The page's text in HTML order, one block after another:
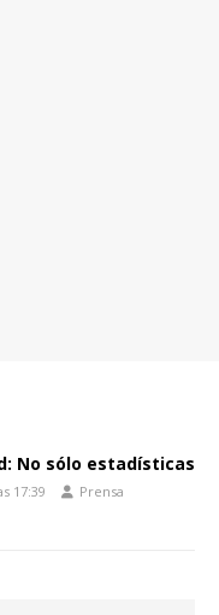
No sólo estadísticas
17:39 Prensa